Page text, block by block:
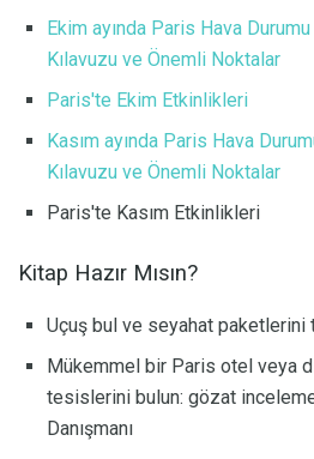
Ekim ayında Paris Hava
Kılavuzu ve Önemli Noktalar
Paris'te Ekim Etkinlikleri
Kasım ayında Paris Hava
Kılavuzu ve Önemli Noktalar
Paris'te Kasım Etkinlikleri
Kitap Hazır Mısın?
Uçuş bul ve seyahat paketlerini
Mükemmel bir Paris otel veya
tesislerini bulun: gözat
Danışmanı